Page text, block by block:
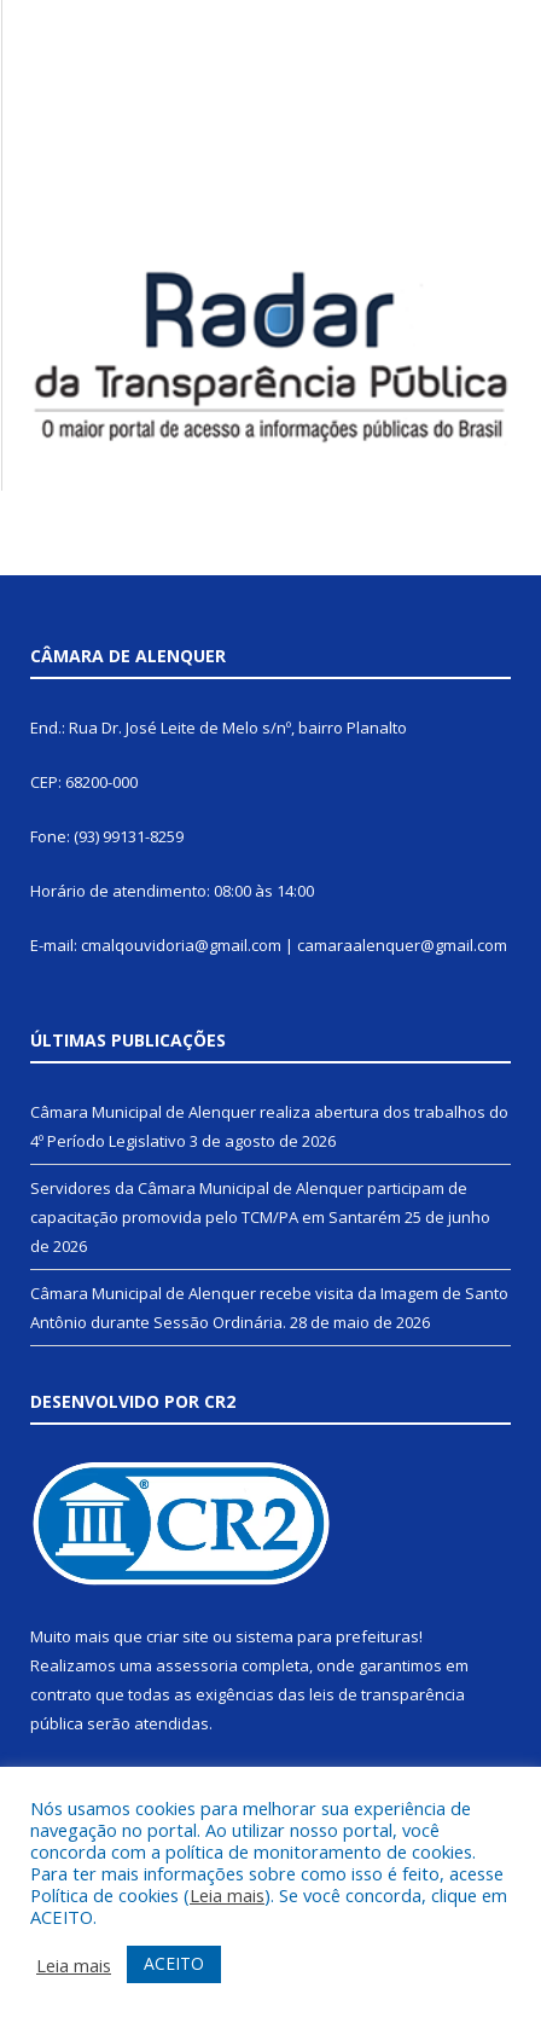
CÂMARA DE ALENQUER
End.: Rua Dr. José Leite de Melo s/nº, bairro Planalto
CEP: 68200-000
Fone: (93) 99131-8259
Horário de atendimento: 08:00 às 14:00
E-mail: cmalqouvidoria@gmail.com | camaraalenquer@gmail.com
ÚLTIMAS PUBLICAÇÕES
Câmara Municipal de Alenquer realiza abertura dos trabalhos do
4º Período Legislativo 3 de agosto de 2026
Servidores da Câmara Municipal de Alenquer participam de
capacitação promovida pelo TCM/PA em Santarém 25 de junho
de 2026
Câmara Municipal de Alenquer recebe visita da Imagem de Santo
Antônio durante Sessão Ordinária. 28 de maio de 2026
DESENVOLVIDO POR CR2
Muito mais que criar site ou sistema para prefeituras!
Realizamos uma assessoria completa, onde garantimos em
contrato que todas as exigências das leis de transparência
pública serão atendidas.
Todos os direitos reservados a Câmara Municipal de Alenquer.
Mapa do Site
Acessar Área Administrativa
Acessar Webmail
Nós usamos cookies para melhorar sua experiência de
navegação no portal. Ao utilizar nosso portal, você
concorda com a política de monitoramento de cookies.
Para ter mais informações sobre como isso é feito, acesse
Política de cookies (Leia mais). Se você concorda, clique em
ACEITO.
Leia mais
ACEITO